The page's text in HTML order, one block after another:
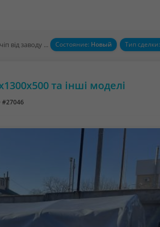
Новий одновісний причіп від заводу 2500х1300х500 та інші моделі Состояние: Новый Тип сделки:
та інші моделі
#27046